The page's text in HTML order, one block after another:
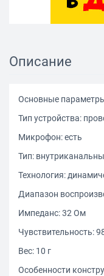
Описание
Основные
Тип устройства:
Микрофон: есть
Тип:
Технология:
Диапазон
Импеданс: 32 Ом
Чувствительность:
Вес: 10 г
Особенности